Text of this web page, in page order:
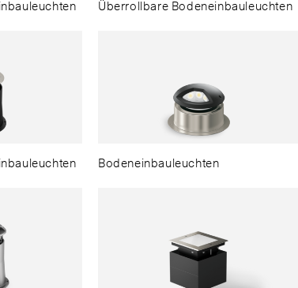
Überrollbare Bodeneinbauleuchten
Bodeneinbauleuchten